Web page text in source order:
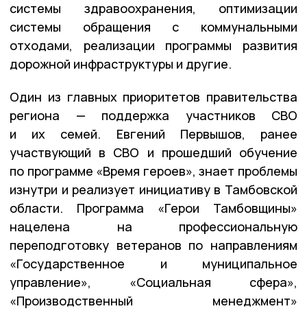
системы здравоохранения, оптимизации
системы обращения с коммунальными
отходами, реализации программы развития
дорожной инфраструктуры и другие.
Один из главных приоритетов правительства
региона — поддержка участников СВО
и их семей. Евгений Первышов, ранее
участвующий в СВО и прошедший обучение
по программе «Время героев», знает проблемы
изнутри и реализует инициативу в Тамбовской
области. Программа «Герои Тамбовщины»
нацелена на профессиональную
переподготовку ветеранов по направлениям
«Государственное и муниципальное
управление», «Социальная сфера»,
«Производственный менеджмент»